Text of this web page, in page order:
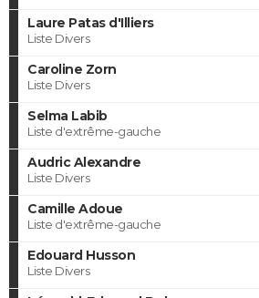
Laure Patas d'Illiers
Liste Divers
Caroline Zorn
Liste Divers
Selma Labib
Liste d'extrême-gauche
Audric Alexandre
Liste Divers
Camille Adoue
Liste d'extrême-gauche
Edouard Husson
Liste Divers